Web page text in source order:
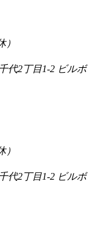
代2丁目1-2 ビルボ
代2丁目1-2 ビルボ